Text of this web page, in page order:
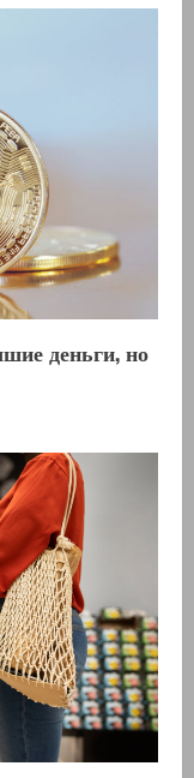
деньги, но